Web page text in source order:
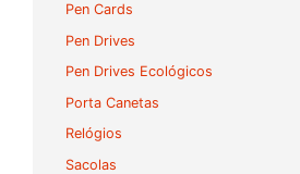
Pen Cards
Pen Drives
Pen Drives Ecológicos
Porta Canetas
Relógios
Sacolas